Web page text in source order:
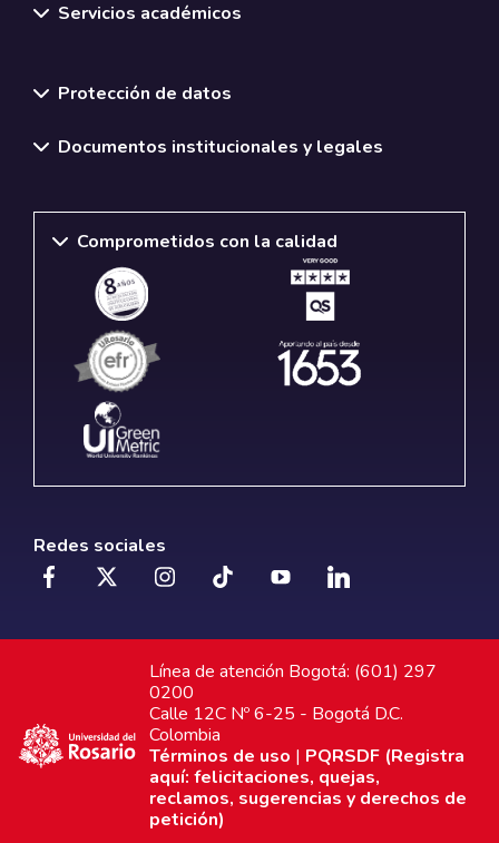
Servicios académicos
Protección de datos
Documentos institucionales y legales
Comprometidos con la calidad
Redes sociales
Línea de atención Bogotá: (601) 297
0200
Calle 12C Nº 6-25 - Bogotá D.C.
Colombia
Términos de uso | PQRSDF (Registra
aquí: felicitaciones, quejas,
reclamos, sugerencias y derechos de
petición)